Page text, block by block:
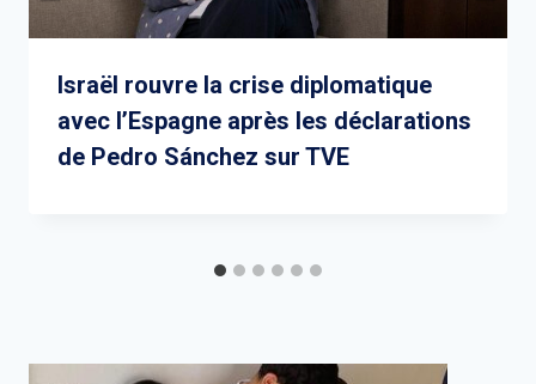
Israël rouvre la crise diplomatique
avec l’Espagne après les déclarations
de Pedro Sánchez sur TVE